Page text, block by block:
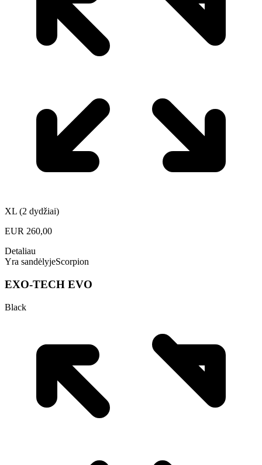
XL (2 dydžiai)
EUR 260,00
Detaliau
Yra sandėlyjeScorpion
EXO-TECH EVO
Black